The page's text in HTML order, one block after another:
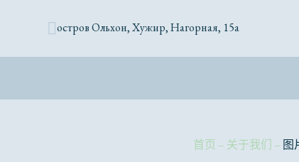
остров Ольхон, Хужир, Нагорная, 15а
首页 – 关于我们 – 图